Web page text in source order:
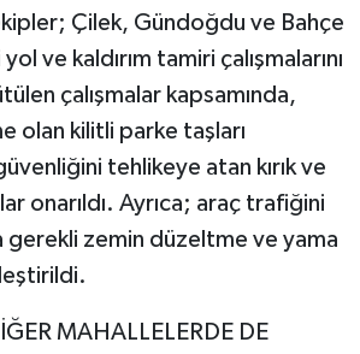
Çilek, Gündoğdu ve Bahçe
ve kaldırım tamiri çalışmalarını
çalışmalar kapsamında,
olan kilitli parke taşları
tehlikeye atan kırık ve
onarıldı. Ayrıca; araç trafiğini
gerekli zemin düzeltme ve yama
MAHALLELERDE DE